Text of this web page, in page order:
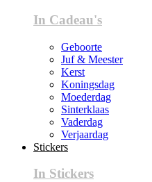
In Cadeau's
Geboorte
Juf & Meester
Kerst
Koningsdag
Moederdag
Sinterklaas
Vaderdag
Verjaardag
Stickers
In Stickers